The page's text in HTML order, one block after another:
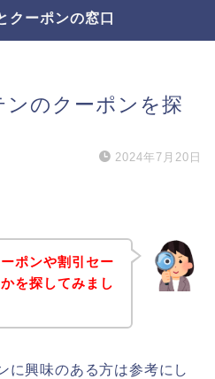
クーポンの窓口
のクーポンを探
2024年7月20日
ポンや割引セー
を探してみまし
に興味のある方は参考にし